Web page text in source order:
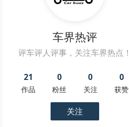
车界热评
评车评人评事，关注车界热点！
21
作品
0
粉丝
0
关注
0
获赞
关注